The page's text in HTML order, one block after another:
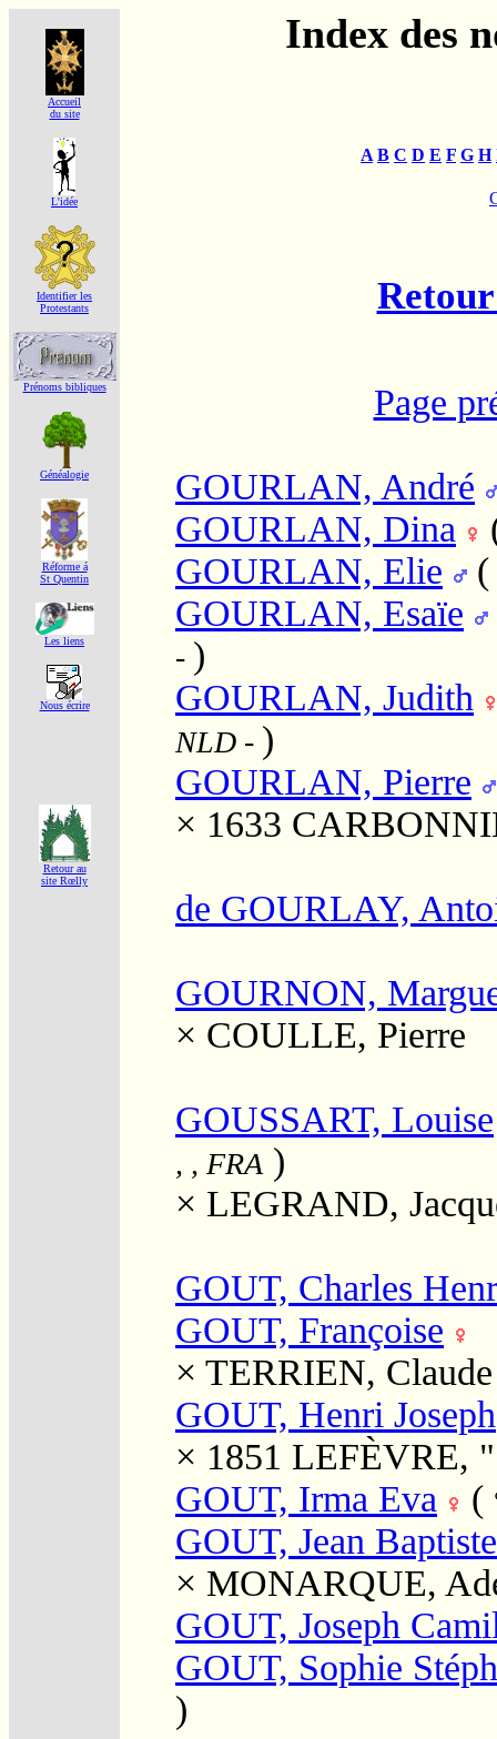
Accueil
du site
L'idée
Identifier les
Protestants
Prénoms bibliques
Généalogie
Réforme á
St Quentin
Les liens
Nous écrire
Retour au
site Rœlly
Index des
A B C D E F G H
Page
GOURLAN, André
GOURLAN, Dina
GOURLAN, Elie
GOURLAN, Esaïe
- )
GOURLAN, Judith
NLD - )
GOURLAN, Pierre
× 1633
de GOURLAY,
GOURNON,
× COULLE, Pierre
GOUSSART, Louise
, , FRA )
× LEGRAND,
GOUT, Charles
GOUT, Françoise
× TERRIEN, Claude
GOUT, Henri Joseph
× 1851 LEFÈVRE,
GOUT, Irma Eva
(
GOUT, Jean Baptiste
× MONARQUE,
GOUT, Joseph
GOUT, Sophie
)